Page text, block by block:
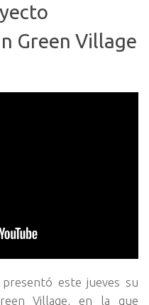
Green Village
este jueves su
Village, en la que